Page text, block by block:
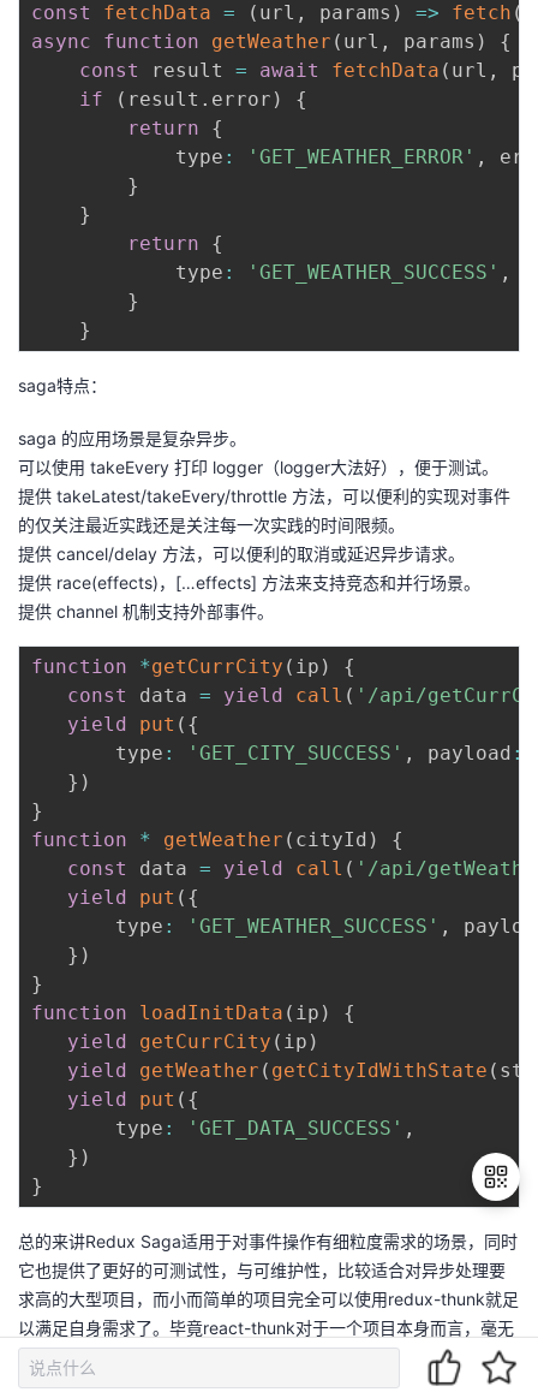
const fetchData = ( url , params ) => fetch (
async
function getWeather ( url , params )
{
const
result = await fetchData ( url ,
if
( result . error )
{
return
{
            type
: 'GET_WEATHER_ERROR' ,
}
}
return
{
            type
: 'GET_WEATHER_SUCCESS' ,
}
}
saga特点：
saga 的应用场景是复杂异步。
可以使用 takeEvery 打印 logger（logger大法好），便于测试。
提供 takeLatest/takeEvery/throttle 方法，可以便利的实现对事件
的仅关注最近实践还是关注每一次实践的时间限频。
提供 cancel/delay 方法，可以便利的取消或延迟异步请求。
提供 race(effects)，[…effects] 方法来支持竞态和并行场景。
提供 channel 机制支持外部事件。
function *getCurrCity ( ip )
{
const
data = yield call ( '/api/
yield
put ( {
       type
: 'GET_CITY_SUCCESS' , payload :
} )
}
function
* getWeather ( cityId )
{
const
data = yield call ( '/api/
yield
put ( {
       type
: 'GET_WEATHER_SUCCESS' ,
} )
}
function
loadInitData ( ip )
{
yield
getCurrCity ( ip )
yield
getWeather ( getCityIdWithState (
yield
put ( {
       type
: 'GET_DATA_SUCCESS' ,
} )
}
总的来讲Redux Saga适用于对事件操作有细粒度需求的场景，同时
它也提供了更好的可测试性，与可维护性，比较适合对异步处理要
求高的大型项目，而小而简单的项目完全可以使用redux-thunk就足
以满足自身需求了。毕竟react-thunk对于一个项目本身而言，毫无
侵入，使用极其简单，只需引入这个中间件就行了。而react-saga
则要求较高，难度较大。